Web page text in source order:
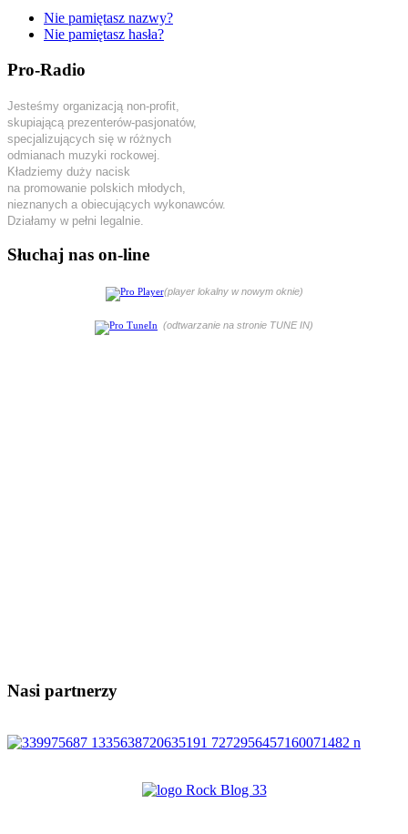
Nie pamiętasz nazwy?
Nie pamiętasz hasła?
Pro-Radio
Jesteśmy organizacją non-profit,
skupiającą prezenterów-pasjonatów,
specjalizujących się w różnych
odmianach muzyki rockowej.
Kładziemy duży nacisk
na promowanie polskich młodych,
nieznanych a obiecujących wykonawców.
Działamy w pełni legalnie.
Słuchaj nas on-line
(player lokalny w nowym oknie)
(odtwarzanie na stronie TUNE IN)
Nasi partnerzy